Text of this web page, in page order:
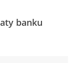
banku